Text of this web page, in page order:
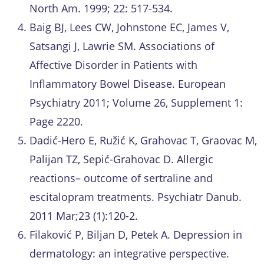
North Am. 1999; 22: 517-534.
Baig BJ, Lees CW, Johnstone EC, James V,
Satsangi J, Lawrie SM. Associations of
Affective Disorder in Patients with
Inflammatory Bowel Disease. European
Psychiatry 2011; Volume 26, Supplement 1:
Page 2220.
Dadić-Hero E, Ružić K, Grahovac T, Graovac M,
Palijan TZ, Sepić-Grahovac D. Allergic
reactions– outcome of sertraline and
escitalopram treatments. Psychiatr Danub.
2011 Mar;23 (1):120-2.
Filaković P, Biljan D, Petek A. Depression in
dermatology: an integrative perspective.